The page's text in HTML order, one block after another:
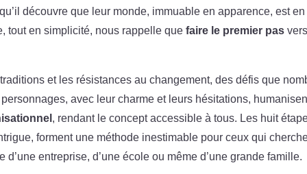
découvre que leur monde, immuable en apparence, est en
tout en simplicité, nous rappelle quefaire le premier pas
et les résistances au changement, des défis que
avec leur charme et leurs hésitations,
, rendant le concept accessible à tous. Les huit
forment une méthode inestimable pour ceux qui
d’une entreprise, d’une école ou même d’une grande famille.